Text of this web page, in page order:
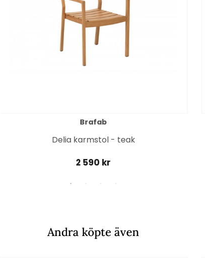
Brafab
Delia karmstol - teak
2 590 kr
Andra köpte även